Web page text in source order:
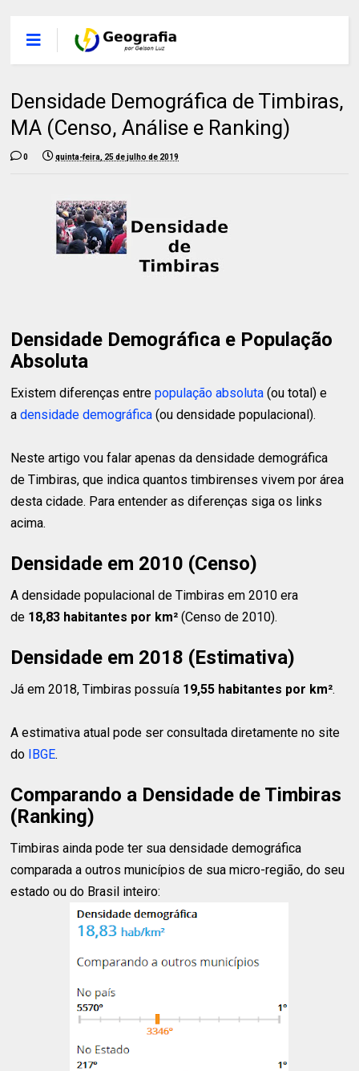
Densidade Demográfica de Timbiras,
MA (Censo, Análise e Ranking)
0 quinta-feira, 25 de julho de 2019
Densidade Demográfica e População
Absoluta
Existem diferenças entrepopulação absoluta (ou total) e
adensidade demográfica (ou densidade populacional).
Neste artigo vou falar apenas da densidade demográfica
de Timbiras, que indica quantos timbirenses vivem por área
desta cidade. Para entender as diferenças siga os links
acima.
Densidade em 2010 (Censo)
A densidade populacional de Timbiras em 2010 era
de 18,83 habitantes por km² (Censo de 2010).
Densidade em 2018 (Estimativa)
Já em 2018, Timbiras possuía 19,55 habitantes por km².
A estimativa atual pode ser consultada diretamente no site
do IBGE.
Comparando a Densidade de Timbiras
(Ranking)
Timbiras ainda pode ter sua densidade demográfica
comparada a outros municípios de sua micro-região, do seu
estado ou do Brasil inteiro: